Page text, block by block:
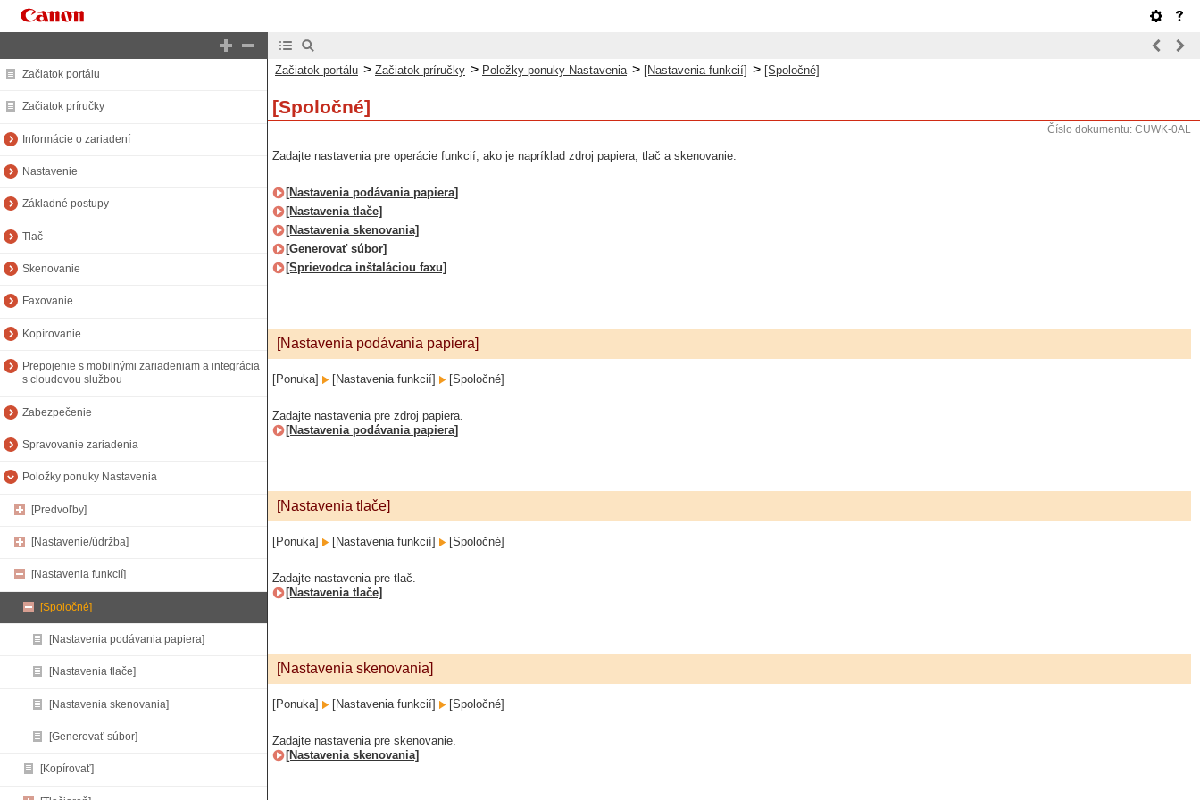
Začiatok portálu
Začiatok príručky
Informácie o zariadení
Nastavenie
Základné postupy
Tlač
Skenovanie
Faxovanie
Kopírovanie
Prepojenie s mobilnými zariadeniam a integrácia
s cloudovou službou
Zabezpečenie
Spravovanie zariadenia
Položky ponuky Nastavenia
[Predvoľby]
[Nastavenie/údržba]
[Nastavenia funkcií]
[Spoločné]
[Nastavenia podávania papiera]
[Nastavenia tlače]
[Nastavenia skenovania]
[Generovať súbor]
[Kopírovať]
Začiatok portálu > Začiatok príručky > Položky ponuky Nastavenia > [Nastavenia funkcií] > [Spoločné]
[Spoločné]
Číslo dokumentu: CUWK-0AL
Zadajte nastavenia pre operácie funkcií, ako je napríklad zdroj papiera, tlač a skenovanie.
[Nastavenia podávania papiera]
[Nastavenia tlače]
[Nastavenia skenovania]
[Generovať súbor]
[Sprievodca inštaláciou faxu]
[Nastavenia podávania papiera]
[Ponuka] [Nastavenia funkcií] [Spoločné]
Zadajte nastavenia pre zdroj papiera.
[Nastavenia podávania papiera]
[Nastavenia tlače]
[Ponuka] [Nastavenia funkcií] [Spoločné]
Zadajte nastavenia pre tlač.
[Nastavenia tlače]
[Nastavenia skenovania]
[Ponuka] [Nastavenia funkcií] [Spoločné]
Zadajte nastavenia pre skenovanie.
[Nastavenia skenovania]